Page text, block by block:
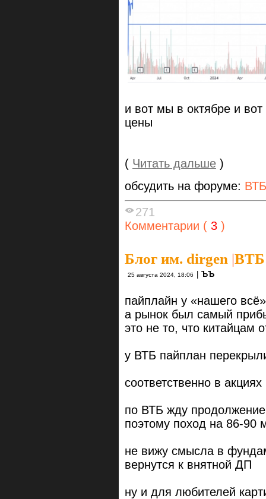
и вот мы в октябре и
цены
( Читать дальше )
обсудить на форуме: ВТБ
271
Комментарии ( 3 )
Блог им. dirgen |ВТБ
25 августа 2024, 18:06 ЪЪ
пайплайн у «нашего
а рынок был самый
это не то, что китайцам
у ВТБ пайплан
соответственно в
по ВТБ жду
поэтому поход на 86-90
не вижу смысла в
вернутся к внятной ДП
ну и для любителей